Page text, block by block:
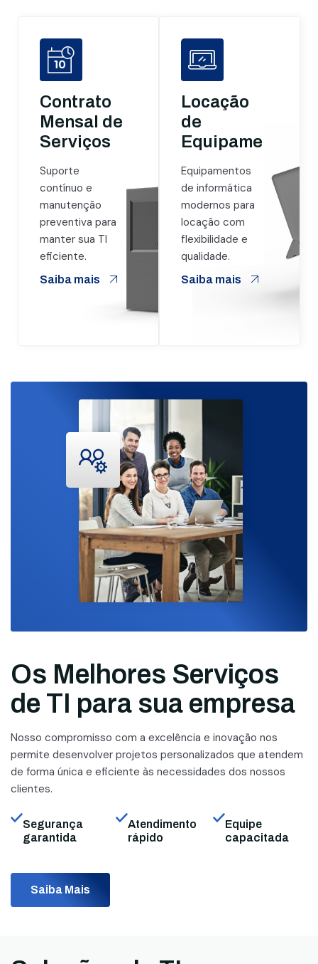
Contrato
Mensal de
Serviços
Suporte
contínuo e
manutenção
preventiva para
manter sua TI
eficiente.
Saiba mais
Locação
de
Equipamentos
Equipamentos
de informática
modernos para
locação com
flexibilidade e
qualidade.
Saiba mais
Os Melhores Serviços
de TI para sua empresa
Nosso compromisso com a excelência e inovação nos
permite desenvolver projetos personalizados que atendem
de forma única e eficiente às necessidades dos nossos
clientes.
Segurança
garantida
Atendimento
rápido
Equipe
capacitada
Saiba Mais